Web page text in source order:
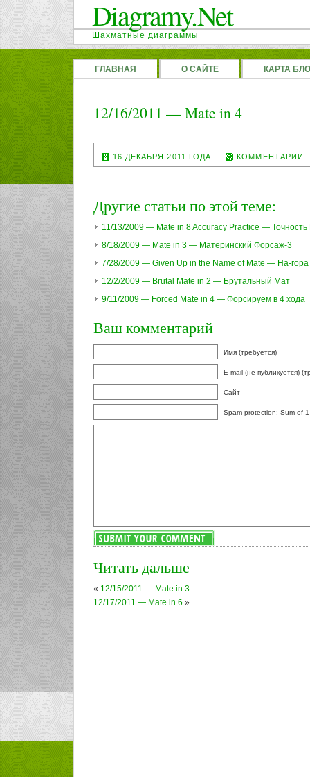
Diagramy.Net
Шахматные диаграммы
ГЛАВНАЯ О САЙТЕ КАРТА
12/16/2011 — Mate in 4
16 ДЕКАБРЯ 2011 ГОДА КОММЕНТАРИИ
Другие статьи по этой теме:
11/13/2009 — Mate in 8 Accuracy Practice — Точность
8/18/2009 — Mate in 3 — Материнский Форсаж-3
7/28/2009 — Given Up in the Name of Mate — На-
12/2/2009 — Brutal Mate in 2 — Брутальный Мат
9/11/2009 — Forced Mate in 4 — Форсируем в 4 хода
Ваш комментарий
Имя (требуется)
E-mail (не публикуется)
Сайт
Spam protection: Sum of
Читать дальше
« 12/15/2011 — Mate in 3
12/17/2011 — Mate in 6 »